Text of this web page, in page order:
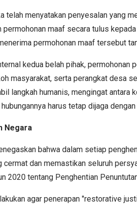
telah menyatakan penyesalan yang
permohonan maaf secara tulus
permohonan maaf tersebut
kedua belah pihak, permohonan
masyarakat, serta perangkat desa
langkah humanis, mengingat antara
harus tetap dijaga dengan
Negara
bahwa dalam setiap
cermat dan memastikan seluruh
2020 tentang Penghentian
agar penerapan "restorative